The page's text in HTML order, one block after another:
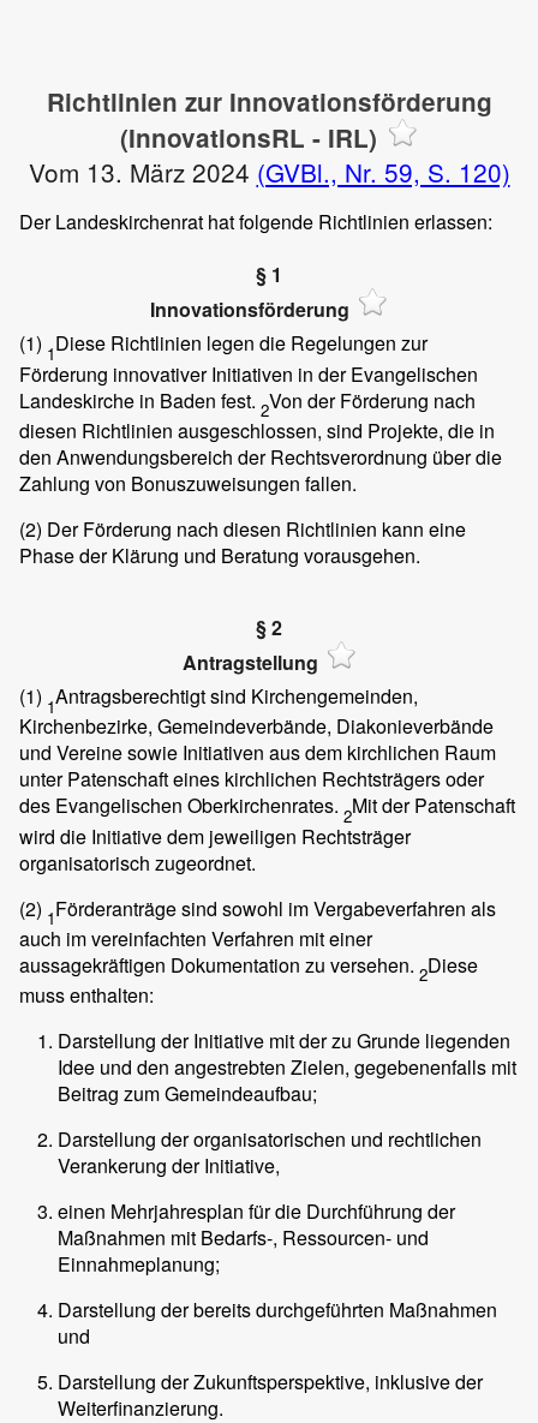
Richtlinien zur Innovationsförderung
(InnovationsRL - IRL)
Vom 13. März 2024 (GVBl., Nr. 59, S. 120)
Der Landeskirchenrat hat folgende Richtlinien erlassen:
§ 1
Innovationsförderung
(1) 1Diese Richtlinien legen die Regelungen zur
Förderung innovativer Initiativen in der Evangelischen
Landeskirche in Baden fest. 2Von der Förderung nach
diesen Richtlinien ausgeschlossen, sind Projekte, die in
den Anwendungsbereich der Rechtsverordnung über die
Zahlung von Bonuszuweisungen fallen.
(2) Der Förderung nach diesen Richtlinien kann eine
Phase der Klärung und Beratung vorausgehen.
§ 2
Antragstellung
(1) 1Antragsberechtigt sind Kirchengemeinden,
Kirchenbezirke, Gemeindeverbände, Diakonieverbände
und Vereine sowie Initiativen aus dem kirchlichen Raum
unter Patenschaft eines kirchlichen Rechtsträgers oder
des Evangelischen Oberkirchenrates. 2Mit der Patenschaft
wird die Initiative dem jeweiligen Rechtsträger
organisatorisch zugeordnet.
(2) 1Förderanträge sind sowohl im Vergabeverfahren als
auch im vereinfachten Verfahren mit einer
aussagekräftigen Dokumentation zu versehen. 2Diese
muss enthalten:
Darstellung der Initiative mit der zu Grunde liegenden
Idee und den angestrebten Zielen, gegebenenfalls mit
Beitrag zum Gemeindeaufbau;
Darstellung der organisatorischen und rechtlichen
Verankerung der Initiative,
einen Mehrjahresplan für die Durchführung der
Maßnahmen mit Bedarfs-, Ressourcen- und
Einnahmeplanung;
Darstellung der bereits durchgeführten Maßnahmen
und
Darstellung der Zukunftsperspektive, inklusive der
Weiterfinanzierung.